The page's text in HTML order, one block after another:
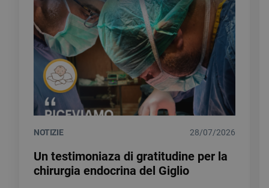
NOTIZIE 28/07/2026
Un testimoniaza di gratitudine per la
chirurgia endocrina del Giglio